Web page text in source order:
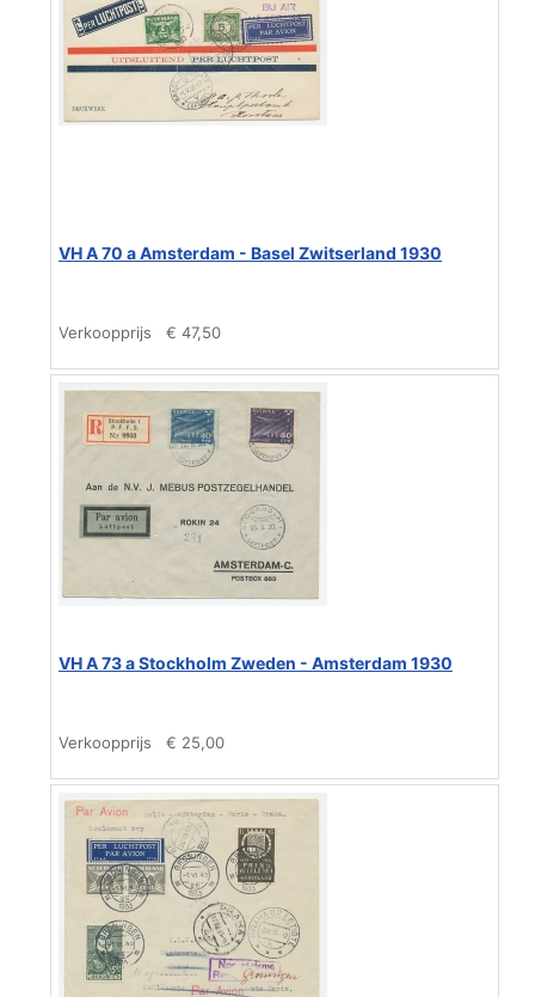
VH A 70 a Amsterdam - Basel Zwitserland 1930
Verkoopprijs € 47,50
VH A 73 a Stockholm Zweden - Amsterdam 1930
Verkoopprijs € 25,00